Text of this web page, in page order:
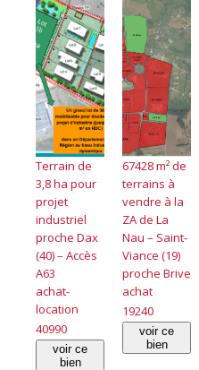
Terrain de
3,8 ha pour
projet
industriel
proche Dax
(40) – Accès
A63
achat-
location
40990
voir ce
bien
67428 m² de
terrains à
vendre à la
ZA de La
Nau – Saint-
Viance (19)
proche Brive
achat
19240
voir ce
bien